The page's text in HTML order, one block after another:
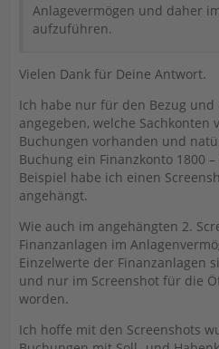
Anlagevermögen und daher
aufzuführen.
Vielen Dank für Deine Antwort.
Ich habe nur für den Bezug und
angegeben, welche Sachkonten
Buchungen vorhanden und
Buchung ein Finanzkonto 1800
Beispiel habe ich einen
angehängt.
Wie auch im angehängten 2.
Finanzanlagen im
Einzelwerte der Finanzanlagen
und nur im Screenshot für die
worden.
Ich hoffe mit den Screenshots